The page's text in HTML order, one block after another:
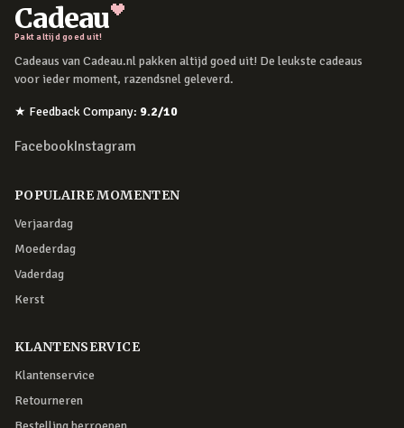
Cadeau
Pakt altijd goed uit!
Cadeaus van Cadeau.nl pakken altijd goed uit! De leukste cadeaus
voor ieder moment, razendsnel geleverd.
★ Feedback Company: 9.2/10
FacebookInstagram
POPULAIRE MOMENTEN
Verjaardag
Moederdag
Vaderdag
Kerst
KLANTENSERVICE
Klantenservice
Retourneren